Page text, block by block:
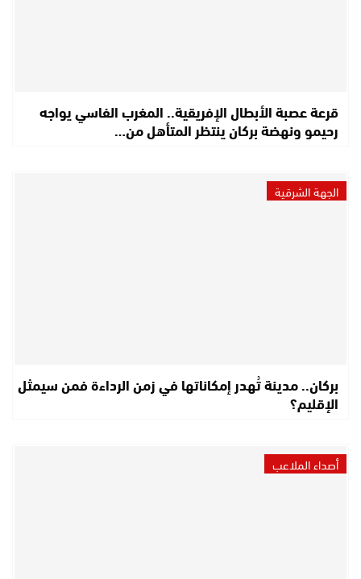
قرعة عصبة الأبطال الإفريقية.. المغرب الفاسي يواجه
رحيمو ونهضة بركان ينتظر المتأهل من…
الجهة الشرقية
بركان.. مدينة تُهدر إمكاناتها في زمن الرداءة فمن سيمثل
الإقليم؟
أصداء الملاعب